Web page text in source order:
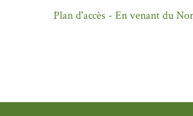
Plan d'accès - En venant du